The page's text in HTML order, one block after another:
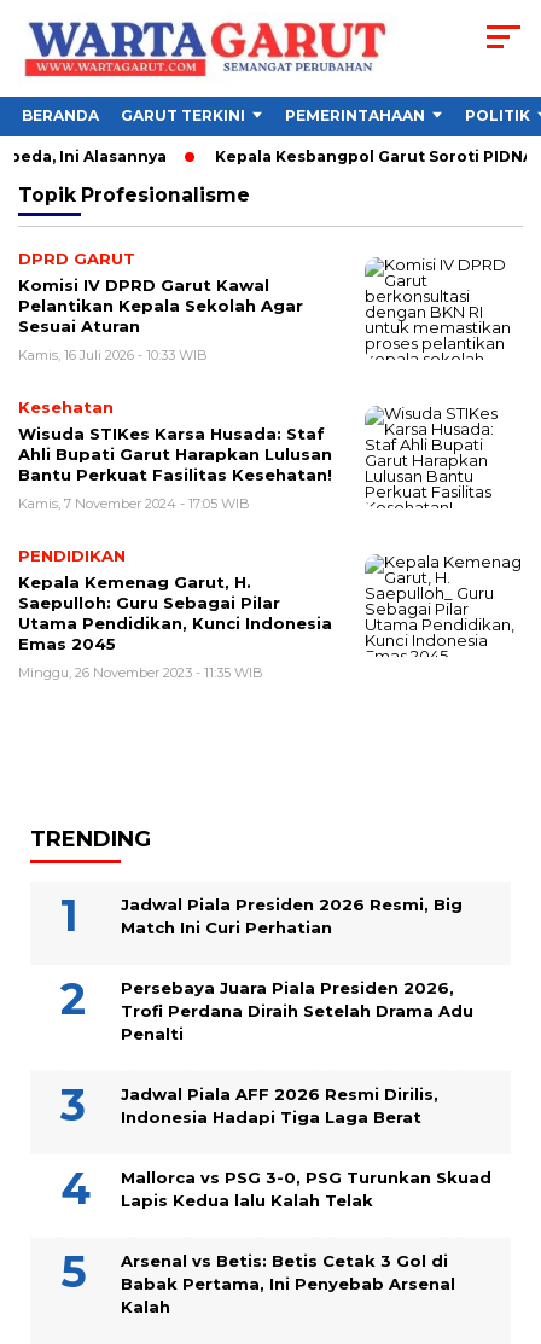
BERANDA GARUT TERKINI PEMERINTAHAAN POLITIK
Ini Alasannya Kepala Kesbangpol Garut Soroti
Topik Profesionalisme
DPRD GARUT
Komisi IV DPRD Garut Kawal
Pelantikan Kepala Sekolah Agar
Sesuai Aturan
Kamis, 16 Juli 2026 - 10:33 WIB
Kesehatan
Wisuda STIKes Karsa Husada: Staf
Ahli Bupati Garut Harapkan Lulusan
Bantu Perkuat Fasilitas Kesehatan!
Kamis, 7 November 2024 - 17:05 WIB
PENDIDIKAN
Kepala Kemenag Garut, H.
Saepulloh: Guru Sebagai Pilar
Utama Pendidikan, Kunci Indonesia
Emas 2045
Minggu, 26 November 2023 - 11:35 WIB
TRENDING
Jadwal Piala Presiden 2026 Resmi, Big
Match Ini Curi Perhatian
Persebaya Juara Piala Presiden 2026,
Trofi Perdana Diraih Setelah Drama Adu
Penalti
Jadwal Piala AFF 2026 Resmi Dirilis,
Indonesia Hadapi Tiga Laga Berat
Mallorca vs PSG 3-0, PSG Turunkan Skuad
Lapis Kedua lalu Kalah Telak
Arsenal vs Betis: Betis Cetak 3 Gol di
Babak Pertama, Ini Penyebab Arsenal
Kalah